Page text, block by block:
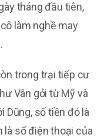
tháng đầu tiên,
làm nghề may
trong trại tiếp cư
Vân gởi từ Mỹ và
Dũng, số tiền đó là
là số điện thoại của